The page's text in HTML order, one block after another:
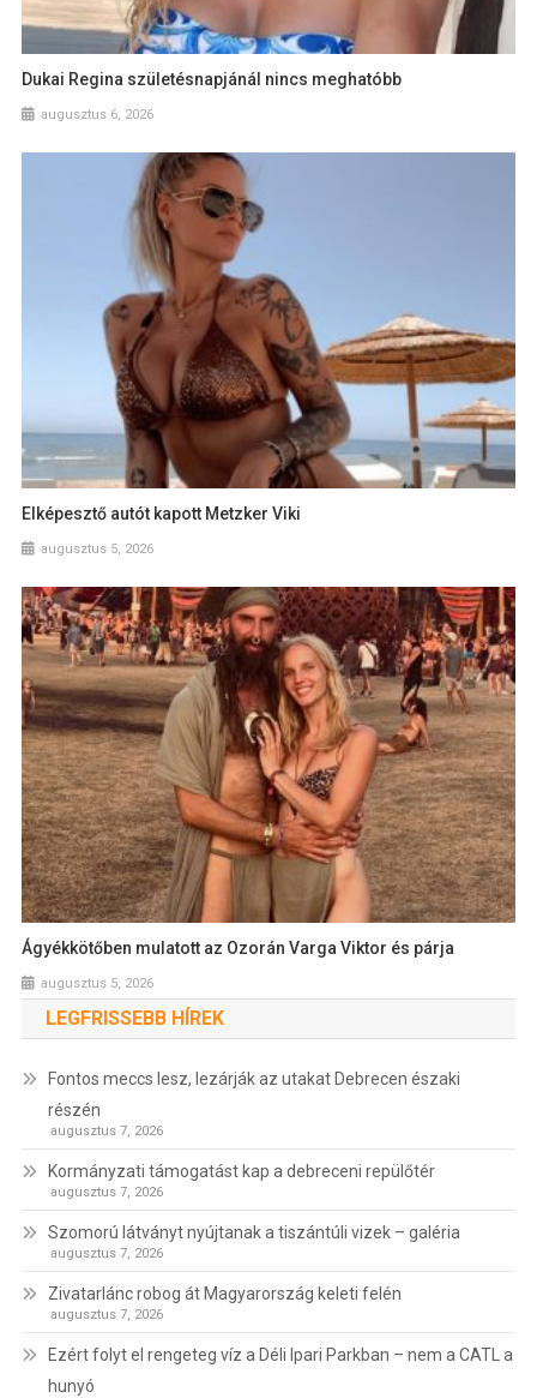
Dukai Regina születésnapjánál nincs meghatóbb
augusztus 6, 2026
Elképesztő autót kapott Metzker Viki
augusztus 5, 2026
Ágyékkötőben mulatott az Ozorán Varga Viktor és párja
augusztus 5, 2026
LEGFRISSEBB HÍREK
Fontos meccs lesz, lezárják az utakat Debrecen északi
részén
augusztus 7, 2026
Kormányzati támogatást kap a debreceni repülőtér
augusztus 7, 2026
Szomorú látványt nyújtanak a tiszántúli vizek – galéria
augusztus 7, 2026
Zivatarlánc robog át Magyarország keleti felén
augusztus 7, 2026
Ezért folyt el rengeteg víz a Déli Ipari Parkban – nem a CATL a
hunyó